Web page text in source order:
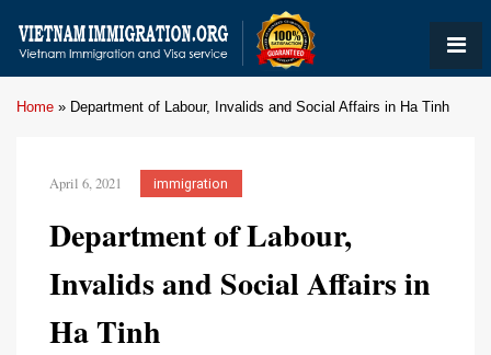
Home » Department of Labour, Invalids and Social Affairs in Ha Tinh
April 6, 2021 immigration
Department of Labour,
Invalids and Social Affairs in
Ha Tinh